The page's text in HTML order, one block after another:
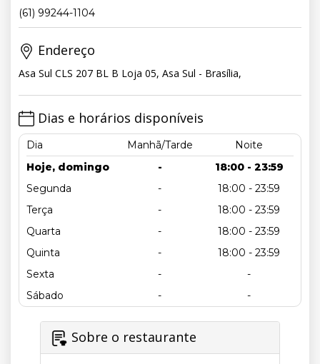
(61) 99244-1104
Endereço
Asa Sul CLS 207 BL B Loja 05, Asa Sul - Brasília,
Dias e horários disponíveis
Dia Manhã/Tarde
Noite
Hoje, domingo
-
18:00 - 23:59
Segunda
-
18:00 - 23:59
Terça
-
18:00 - 23:59
Quarta
-
18:00 - 23:59
Quinta
-
18:00 - 23:59
Sexta
-
-
Sábado
- -
Sobre o restaurante